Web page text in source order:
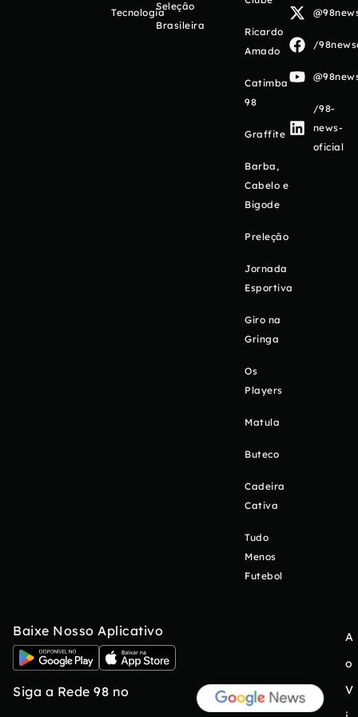
Tecnologia
Seleção
Brasileira
Ricardo
Amado
Catimba
98
Graffite
Barba,
Cabelo e
Bigode
Preleção
Jornada
Esportiva
Giro na
Gringa
Os
Players
Matula
Buteco
Cadeira
Cativa
Tudo
Menos
Futebol
/
/98-
news-
oficial
Baixe Nosso Aplicativo
Siga a Rede 98 no
A
o
V